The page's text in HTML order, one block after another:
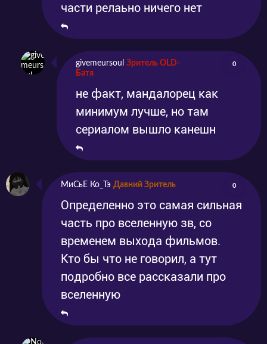
части релаьно ничего нет
givemeursoul Зритель OLD-
Батя
0
не факт, мандалорец как
минимум лучше, но там
сериалом вышло канешн
МиСьЕ Ко_Тэ Давний Зритель 0
Определенно это самая сильная
часть про вселенную зв, со
временем выхода фильмов.
Кто бы что не говорил, а тут
подробно все рассказали про
вселенную